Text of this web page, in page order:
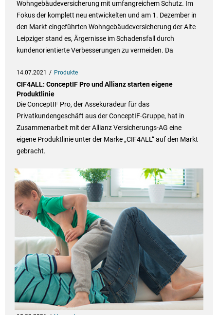
Wohngebäudeversicherung mit umfangreichem Schutz. Im
Fokus der komplett neu entwickelten und am 1. Dezember in
den Markt eingeführten Wohngebäudeversicherung der Alte
Leipziger stand es, Ärgernisse im Schadensfall durch
kundenorientierte Verbesserungen zu vermeiden. Da
14.07.2021 Produkte
CIF4ALL: ConceptIF Pro und Allianz starten eigene
Produktlinie
Die ConceptIF Pro, der Assekuradeur für das
Privatkundengeschäft aus der ConceptIF-Gruppe, hat in
Zusammenarbeit mit der Allianz Versicherungs-AG eine
eigene Produktlinie unter der Marke „CIF4ALL“ auf den Markt
gebracht.